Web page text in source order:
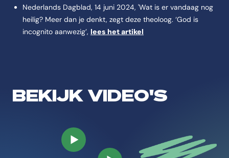
Nederlands Dagblad, 14 juni 2024, 'Wat is er vandaag nog
heilig? Meer dan je denkt, zegt deze theoloog. ‘God is
incognito aanwezig’, lees het artikel
BEKIJK VIDEO'S
Speel video af